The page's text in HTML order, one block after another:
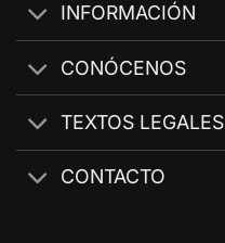
INFORMACIÓN
CONÓCENOS
TEXTOS LEGALES
CONTACTO